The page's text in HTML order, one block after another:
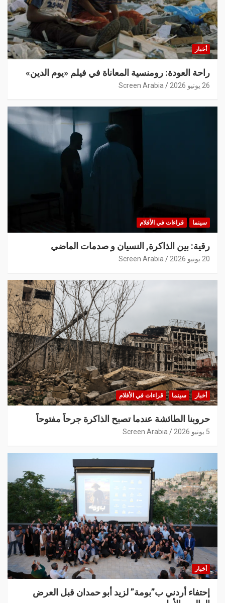
أخبار
راحة العودة: رومنسية المعاناة في فيلم «يوم الدين»
26 يونيو 2026 Screen Arabia
سينما قراءات في الأفلام
رقية: بين الذاكرة, النسيان و صدمات الماضي
20 يونيو 2026 Screen Arabia
أخبار سينما قراءات في الأفلام
حروبنا الطائشة عندما تصبح الذاكرة جرحاً مفتوحاً
5 يونيو 2026 Screen Arabia
أخبار
إحتفاء أردني ب”بومة” لزيد أبو حمدان قبل العرض